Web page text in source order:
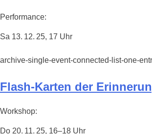
Performance:
Sa 13. 12. 25, 17 Uhr
archive-single-event-connected-list-one-
Flash-Karten der
Workshop:
Do 20. 11. 25, 16–18 Uhr